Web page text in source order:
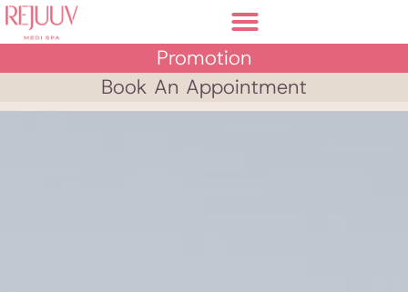
Promotion
Book An Appointment